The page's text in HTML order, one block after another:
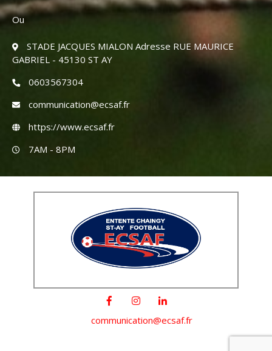
Ou
STADE JACQUES MIALON Adresse RUE MAURICE
GABRIEL - 45130 ST AY
0603567304
communication@ecsaf.fr
https://www.ecsaf.fr
7AM - 8PM
communication@ecsaf.fr